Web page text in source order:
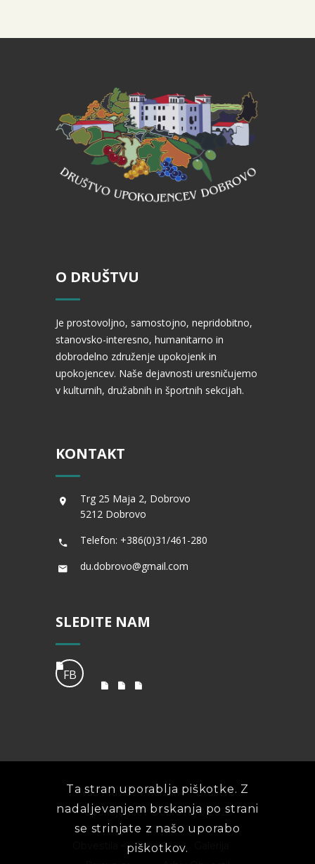
O DRUŠTVU
Je prostovoljno, samostojno, nepridobitno,
stanovsko-interesno, humanitarno in
dobrodelno združenje upokojenk in
upokojencev. Naše dejavnosti uresničujemo
v kulturnih, družabnih in športnih sekcijah.
KONTAKT
Trg 25 Maja 2, Dobrovo
5212 Dobrovo
Telefon: +386(0)31/461-280
du.dobrovo@gmail.com
SLEDITE NAM
FB
Vse Pravice Pridržane - Društvo
Upokojencev Dobrovo © 2023
O nas
Ta stran uporablja piškotke. Z
nadaljevanjem brskanja po strani
se strinjate z našo uporabo
piškotkov.